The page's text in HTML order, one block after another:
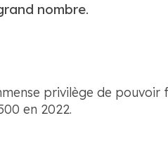
nombre.
privilège de
en 2022.